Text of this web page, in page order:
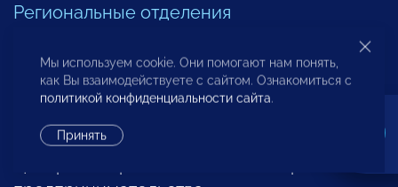
Региональные отделения
Другие контакты
Мы используем cookie. Они помогают нам понять,
как Вы взаимодействуете с сайтом. Ознакомиться с
политикой конфиденциальности сайта.
Принять